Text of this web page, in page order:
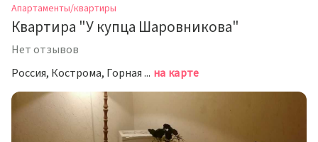
Апартаменты/квартиры
Квартира "У купца Шаровникова"
Нет отзывов
Россия, Кострома, Горная улица, 16/7 на карте